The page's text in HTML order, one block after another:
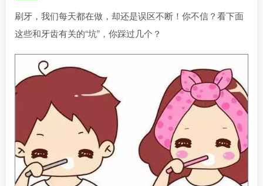
刷牙，我们每天都在做，却还是误区不断！你不信？看下面
这些和牙齿有关的“坑”，你踩过几个？